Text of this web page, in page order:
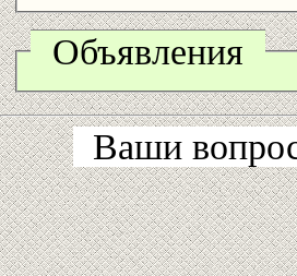
Объявления
Ваши